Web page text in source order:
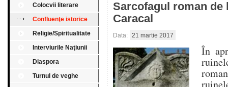
Colocvii literare
Confluenţe istorice
Religie/Spiritualitate
Interviurile Naţiunii
Diaspora
Turnul de veghe
Sarcofagul roman de
Caracal
Data: 21 martie 2017
În